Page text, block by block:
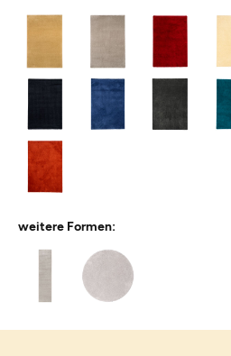
weitere Formen: